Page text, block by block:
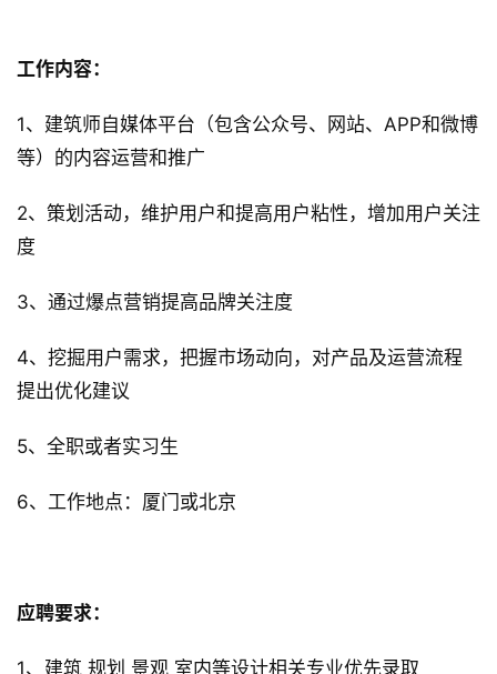
工作内容：
1、建筑师自媒体平台（包含公众号、网站、APP和微博
等）的内容运营和推广
2、策划活动，维护用户和提高用户粘性，增加用户关注
度
3、通过爆点营销提高品牌关注度
4、挖掘用户需求，把握市场动向，对产品及运营流程
提出优化建议
5、全职或者实习生
6、工作地点：厦门或北京
应聘要求：
1、建筑 规划 景观 室内等设计相关专业优先录取